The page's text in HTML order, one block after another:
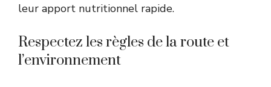
leur apport nutritionnel rapide.
Respectez les règles de la route et
l’environnement